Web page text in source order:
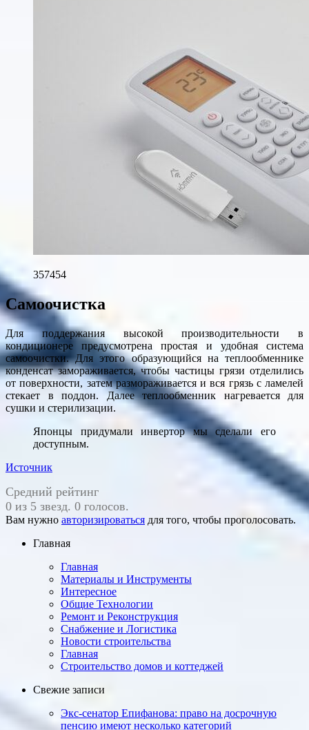
357454
Самоочистка
Для поддержания высокой производительности в
кондиционере предусмотрена простая и удобная система
самоочистки. Для этого образующийся на теплообменнике
конденсат замораживается, чтобы частицы грязи отделились
от поверхности, затем размораживается и вся грязь с ламелей
стекает в поддон. Далее теплообменник нагревается для
сушки и стерилизации.
Японцы придумали инвертор мы сделали его
доступным.
Источник
Средний рейтинг
0 из 5 звезд. 0 голосов.
Вам нужно авторизироваться для того, чтобы проголосовать.
Главная
Главная
Материалы и Инструменты
Интересное
Общие Технологии
Ремонт и Реконструкция
Снабжение и Логистика
Новости строительства
Главная
Строительство домов и коттеджей
Свежие записи
Экс-сенатор Епифанова: право на досрочную
пенсию имеют несколько категорий